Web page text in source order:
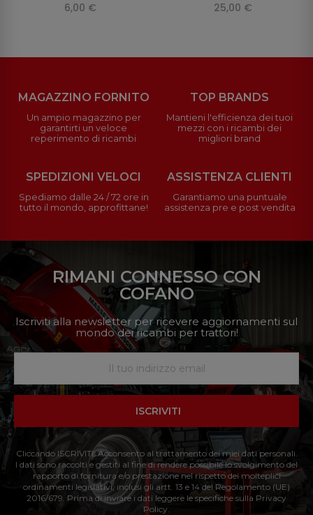
6,00 € 25,00 €
MAGAZZINO FORNITO
Un ampio magazzino per
garantirti un veloce
reperimento di ricambi
TOP BRANDS
Mantieni l'efficienza dei tuoi
mezzi con i ricambi dei
migliori brand
SPEDIZIONI VELOCI
Spediamo dalle 24 / 72 ore in
tutto il mondo, approfittane!
ASSISTENZA CLIENTI
Garantiamo una puntuale
assistenza pre e post vendita
RIMANI CONNESSO CON
COFANO
Iscriviti alla newsletter per ricevere aggiornamenti sul
mondo dei ricambi per trattori!
ISCRIVITI
Cliccando ISCRIVITI: Acconsento al trattamento dei miei dati personali.
I dati sono raccolti e gestiti al fine di rendere possibile lo svolgimento del
rapporto di fornitura e/o prestazione nel rispetto dei molteplici
ordinamenti legislativi, inclusi gli artt. 13 e 14 del Regolamento (UE)
2016/679. Prima di inviare i dati leggere le specifiche sulla Privacy
Policy.